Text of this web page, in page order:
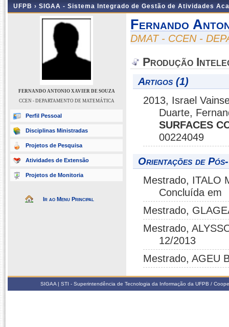
UFPB › SIGAA - Sistema Integrado de Gestão de Atividades
FERNANDO ANTONIO XAVIER DE SOUZA
CCEN - DEPARTAMENTO DE MATEMÁTICA
Perfil Pessoal
Disciplinas Ministradas
Projetos de Pesquisa
Atividades de Extensão
Projetos de Monitoria
Ir ao Menu Principal
Fernando
DMAT - CCEN -
Produção
Artigos (1)
2013, Israel
Duarte,
SURFACES
00224049
Orientações de
Mestrado, ITALO
Concluída em
Mestrado,
Mestrado,
12/2013
Mestrado, AGEU
SIGAA | STI - Superintendência de Tecnologia da Informação da UFPB /